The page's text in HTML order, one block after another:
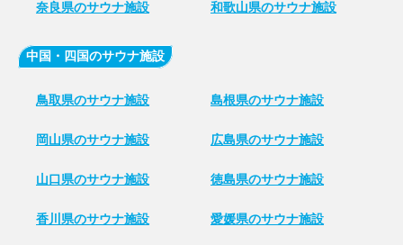
奈良県のサウナ施設 和歌山県のサウナ施設
中国・四国のサウナ施設
鳥取県のサウナ施設 島根県のサウナ施設
岡山県のサウナ施設 広島県のサウナ施設
山口県のサウナ施設 徳島県のサウナ施設
香川県のサウナ施設 愛媛県のサウナ施設